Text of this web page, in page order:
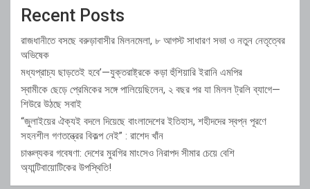
Recent Posts
রাজধানীতে বসছে বরুড়াবাসীর মিলনমেলা, ৮ আগস্ট সাধারণ সভা ও নতুন নেতৃত্বের
অভিষেক
মধ্যপ্রাচ্য ছাড়তেই হবে’—যুক্তরাষ্ট্রকে কড়া হুঁশিয়ারি ইরানি এমপির
স্বামীকে ছেড়ে প্রেমিকের সঙ্গে পালিয়েছিলেন, ২ বছর পর যা মিলল ট্রলি ব্যাগে—
শিউরে উঠছে সবাই
“জুলাইয়ের ঐক্যই বদলে দিয়েছে বাংলাদেশের ইতিহাস, শহীদদের স্বপ্ন পূরণে
সহনশীল গণতন্ত্রের বিকল্প নেই” : রাশেদ খাঁন
চাঞ্চল্যকর গবেষণা: দেশের মুরগির মাংসেও নিরাপদ সীমার চেয়ে বেশি
অ্যান্টিবায়োটিকের উপস্থিতি!